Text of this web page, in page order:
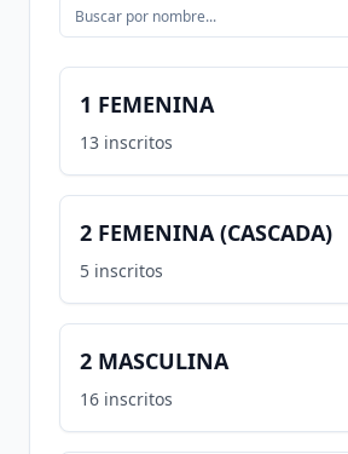
1 FEMENINA
13 inscritos
2 FEMENINA (CASCADA)
5 inscritos
2 MASCULINA
16 inscritos